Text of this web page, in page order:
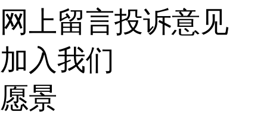
网上留言投诉意见
加入我们
愿景